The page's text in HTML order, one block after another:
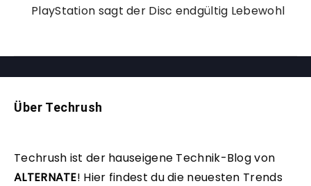
PlayStation sagt der Disc endgültig Lebewohl
Über Techrush
Techrush ist der hauseigene Technik-Blog von
ALTERNATE! Hier findest du die neuesten Trends